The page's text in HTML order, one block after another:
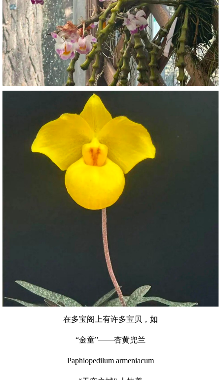
在多宝阁上有许多宝贝，如
“金童”——杏黄兜兰
Paphiopedilum armeniacum